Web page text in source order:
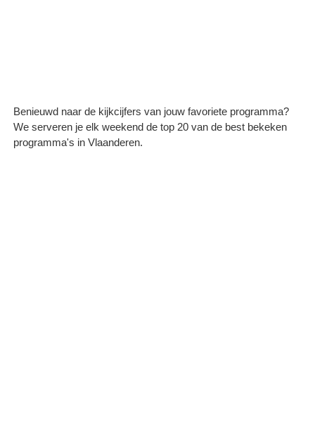
Benieuwd naar de kijkcijfers van jouw favoriete programma?
We serveren je elk weekend de top 20 van de best bekeken
programma's in Vlaanderen.